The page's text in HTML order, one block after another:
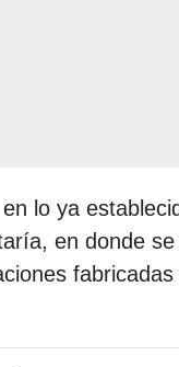
lo ya
en donde